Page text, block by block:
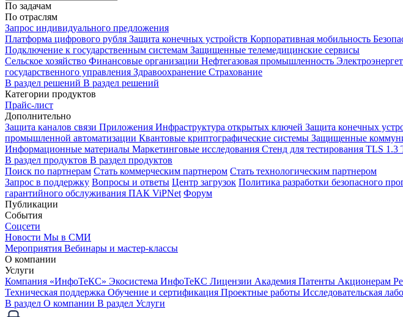
По задачам
По отраслям
Запрос индивидуального предложения
Платформа цифрового рубля Защита конечных устройств Корпоративная мобильность
Подключение к государственным системам Защищенные телемедицинские сервисы
Сельское хозяйство Финансовые организации Нефтегазовая промышленность
государственного управления Здравоохранение Страхование
В раздел решений В раздел решений
Категории продуктов
Прайс-лист
Дополнительно
Защита каналов связи Приложения Инфраструктура открытых ключей Защита конечных
промышленной автоматизации Квантовые криптографические системы Защищенные
Информационные материалы Маркетинговые исследования Стенд для тестирования TLS 1.3
В раздел продуктов В раздел продуктов
Поиск по партнерам Стать коммерческим партнером Стать технологическим партнером
Запрос в поддержку Вопросы и ответы Центр загрузок Политика разработки безопасного
гарантийного обслуживания ПАК ViPNet Форум
Публикации
События
Соцсети
Новости Мы в СМИ
Мероприятия Вебинары и мастер-классы
О компании
Услуги
Компания «ИнфоТеКС» Экосистема ИнфоТеКС Лицензии Академия Патенты Акционерам
Техническая поддержка Обучение и сертификация Проектные работы Исследовательская
В раздел О компании В раздел Услуги